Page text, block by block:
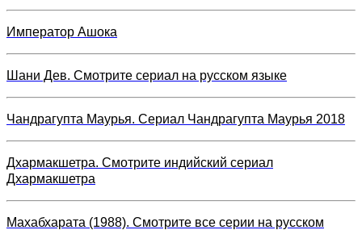
Император Ашока
Шани Дев. Смотрите сериал на русском языке
Чандрагупта Маурья. Сериал Чандрагупта Маурья 2018
Дхармакшетра. Смотрите индийский сериал
Дхармакшетра
Махабхарата (1988). Смотрите все серии на русском